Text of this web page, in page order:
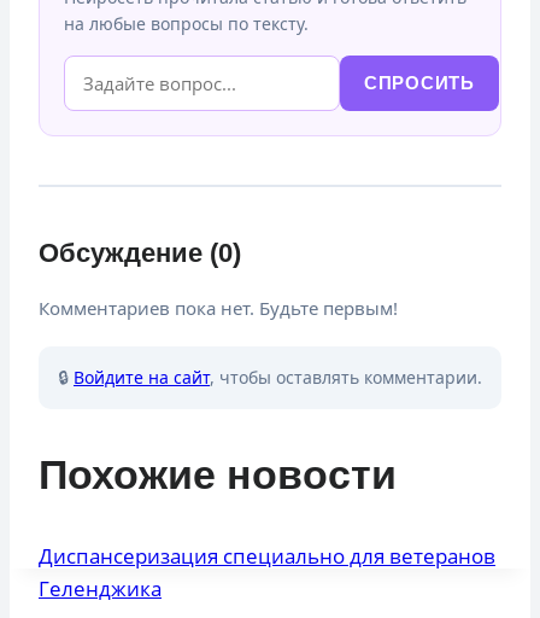
на любые вопросы по тексту.
СПРОСИТЬ
Обсуждение (0)
Комментариев пока нет. Будьте первым!
🔒 Войдите на сайт, чтобы оставлять комментарии.
Похожие новости
Диспансеризация специально для ветеранов
Геленджика